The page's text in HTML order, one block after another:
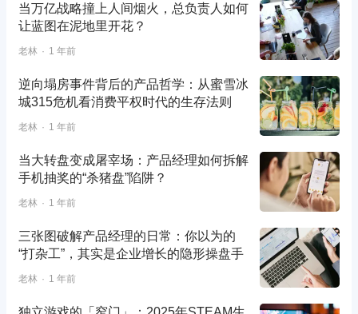
当万亿战略撞上人间烟火，总负责人如何
让蓝图在泥地里开花？
老林 1 年前
逆向塌房事件背后的产品哲学：从蜜雪冰
城315危机看消费平权时代的生存法则
老林 1 年前
当大转盘变成屠宰场：产品经理如何拆解
手机抽奖的“杀猪盘”陷阱？
老林 1 年前
三张图破解产品经理的日常：你以为的
“打杂工”，其实是企业增长的隐形操盘手
老林 1 年前